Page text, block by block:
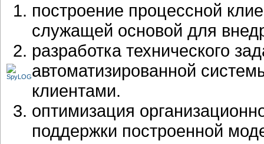
построение процессной
служащей основой для
разработка технического
автоматизированной
клиентами.
оптимизация
поддержки построенной